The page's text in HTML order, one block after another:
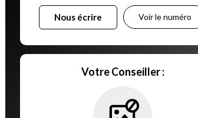
Nous écrire Voir le numéro
Votre Conseiller :